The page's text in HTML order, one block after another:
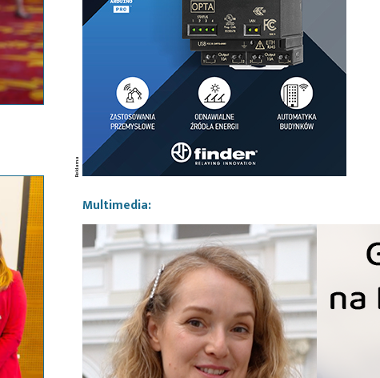
Multimedia: